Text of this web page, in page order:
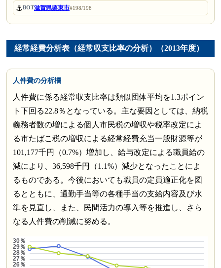
⚓BOT滋賀県栗東市#198/198
経常経費分析表（経常収支比率の分析）（2013年度）
人件費の分析欄
人件費に係る経常収支比率は類似団体平均を1.3ポイン
ト下回る22.8％となっている。主な要因としては、納税
義務者数の増による個人市民税の増収や税率改定によ
る市たばこ税の増収による経常経費充当一般財源等が
101,177千円（0.7%）増加し、給与改定による職員給の
減により、36,598千円（1.1%）減少となったことによ
るものである。今後においても職員の定員適正化を図
るとともに、通勤手当等の各種手当の支給内容及び水
準を見直し、また、民間活力の導入等を推進し、さら
なる人件費の削減に努める。